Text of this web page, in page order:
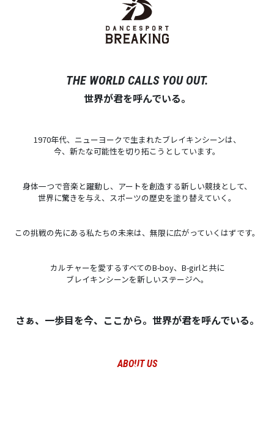
THE WORLD CALLS YOU OUT.
世界が君を呼んでいる。
1970年代、ニューヨークで生まれたブレイキンシーンは、
今、新たな可能性を切り拓こうとしています。
身体一つで音楽と躍動し、アートを創造する新しい競技として、
世界に驚きを与え、スポーツの歴史を塗り替えていく。
この挑戦の先にある私たちの未来は、無限に広がっていくはずです。
カルチャーを愛するすべてのB-boy、B-girlと共に
ブレイキンシーンを新しいステージへ。
さぁ、一歩目を今、ここから。世界が君を呼んでいる。
ABOUT US